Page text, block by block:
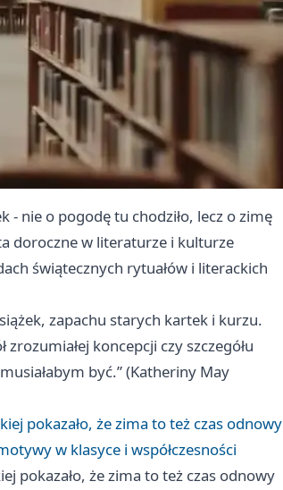
- nie o pogodę tu chodziło, lecz o zimę
doroczne w literaturze i kulturze
świątecznych rytuałów i literackich
zapachu starych kartek i kurzu.
koncepcji czy szczegółu
być.” (Katheriny May
pokazało, że zima to też czas odnowy
w klasyce i współczesności
pokazało, że zima to też czas odnowy